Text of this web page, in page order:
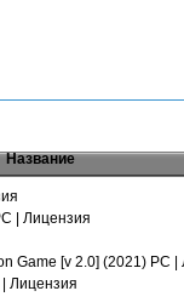
Название
| Лицензия
Game [v 2.0] (2021) PC
Лицензия